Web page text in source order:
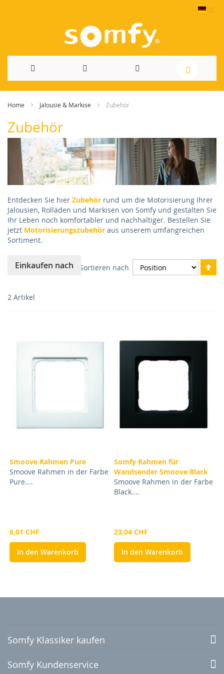
Direkt
zum
Inhalt
Home Jalousie & Markise Zubehör
Zubehör
Entdecken Sie hier Zubehör rund um die Motorisierung Ihrer
Jalousien, Rolläden und Markisen von Somfy und gestalten Sie
Ihr Leben noch komfortabler und nachhaltiger. Bestellen Sie
jetzt Motorisierungszubehör aus unserem umfangreichen
Sortiment.
2 Artikel
Sortieren nach
Smoove Rahmen Pure
Smoove Rahmen in der Farbe
Pure....
6,01 CHF
In den Warenkorb
Somfy Rahmen für
Wandsender Smoove Black
Smoove Rahmen in der Farbe
Black....
23,04 CHF
In den Warenkorb
Einkaufen nach
Somfy Klassiker kaufen
Somfy Kundenservice